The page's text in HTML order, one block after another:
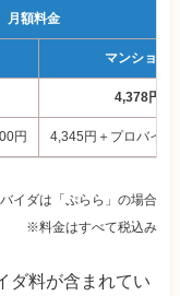
月額料金
マンション
4,378円
円 4,345円＋プロバイダ
イダは「ぷらら」の場合
※料金はすべて税込み
ダ料が含まれてい